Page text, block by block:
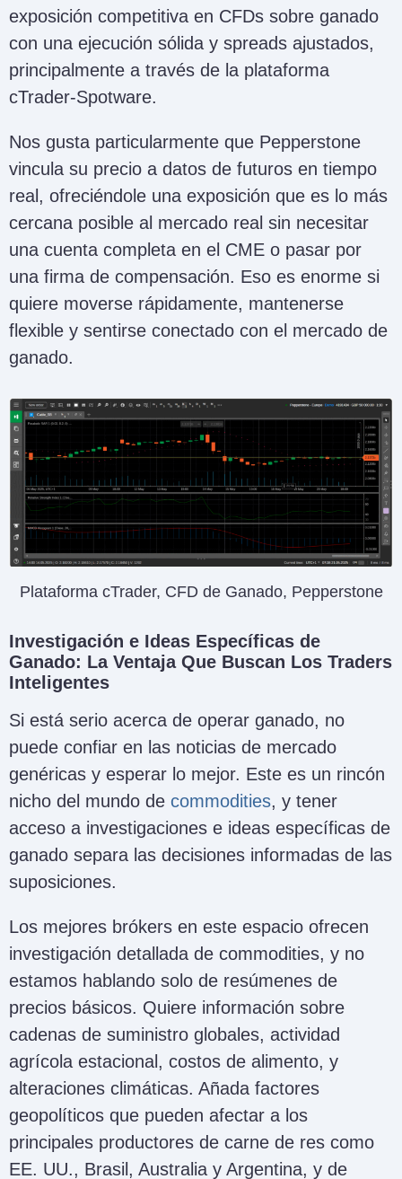
exposición competitiva en CFDs sobre ganado
con una ejecución sólida y spreads ajustados,
principalmente a través de la plataforma
cTrader-Spotware.
Nos gusta particularmente que Pepperstone
vincula su precio a datos de futuros en tiempo
real, ofreciéndole una exposición que es lo más
cercana posible al mercado real sin necesitar
una cuenta completa en el CME o pasar por
una firma de compensación. Eso es enorme si
quiere moverse rápidamente, mantenerse
flexible y sentirse conectado con el mercado de
ganado.
Plataforma cTrader, CFD de Ganado, Pepperstone
Investigación e Ideas Específicas de
Ganado: La Ventaja Que Buscan Los Traders
Inteligentes
Si está serio acerca de operar ganado, no
puede confiar en las noticias de mercado
genéricas y esperar lo mejor. Este es un rincón
nicho del mundo de commodities, y tener
acceso a investigaciones e ideas específicas de
ganado separa las decisiones informadas de las
suposiciones.
Los mejores brókers en este espacio ofrecen
investigación detallada de commodities, y no
estamos hablando solo de resúmenes de
precios básicos. Quiere información sobre
cadenas de suministro globales, actividad
agrícola estacional, costos de alimento, y
alteraciones climáticas. Añada factores
geopolíticos que pueden afectar a los
principales productores de carne de res como
EE. UU., Brasil, Australia y Argentina, y de